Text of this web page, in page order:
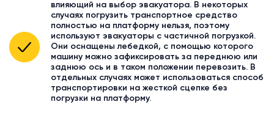
влияющий на выбор эвакуатора. В некоторых
случаях погрузить транспортное средство
полностью на платформу нельзя, поэтому
используют эвакуаторы с частичной погрузкой.
Они оснащены лебедкой, с помощью которого
машину можно зафиксировать за переднюю или
заднюю ось и в таком положении перевозить. В
отдельных случаях может использоваться способ
транспортировки на жесткой сцепке без
погрузки на платформу.